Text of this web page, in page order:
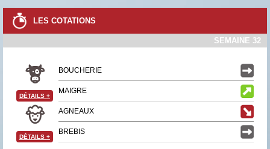
LES COTATIONS
SEMAINE 32
BOUCHERIE
MAIGRE
DÉTAILS +
AGNEAUX
BREBIS
DÉTAILS +